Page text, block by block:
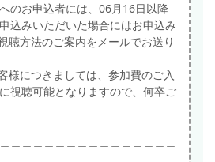
のお申込者には、06月16日以降
込みいただいた場合にはお申込み
聴方法のご案内をメールでお送り
様につきましては、参加費のご入
視聴可能となりますので、何卒ご